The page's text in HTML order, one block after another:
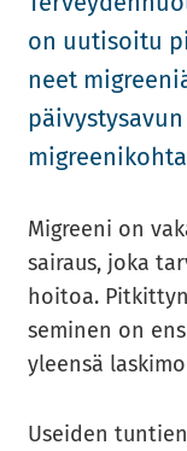
on uu­ti­soi­tu
neet
Migree­ni on
sai­raus, joka
hoi­toa.
se­mi­nen on
yleen­sä
Usei­den